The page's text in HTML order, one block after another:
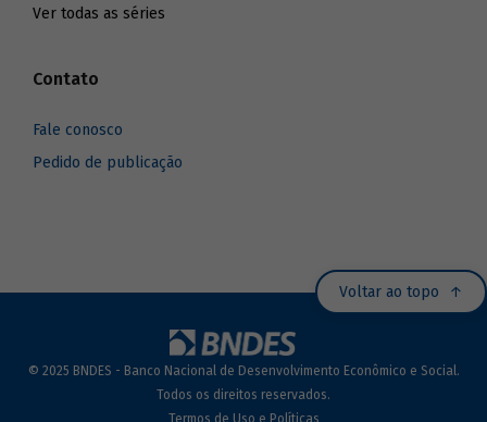
Ver todas as séries
Contato
Fale conosco
Pedido de publicação
Voltar ao topo
© 2025 BNDES - Banco Nacional de Desenvolvimento Econômico e Social.
Todos os direitos reservados.
Termos de Uso e Políticas